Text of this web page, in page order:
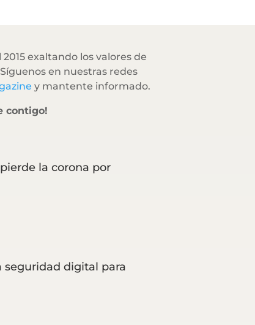
exaltando los valores de
en nuestras redes
y mantente informado.
contigo!
la corona por
seguridad digital para